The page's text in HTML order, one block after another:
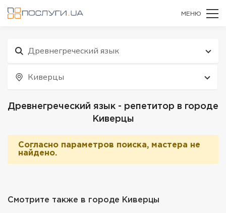
МЕНЮ
Древнегреческий язык
Киверцы
Древнегреческий язык - репетитор в городе
Киверцы
Согласно параметров поиска, мастера не
найдено.
Смотрите также в городе Киверцы